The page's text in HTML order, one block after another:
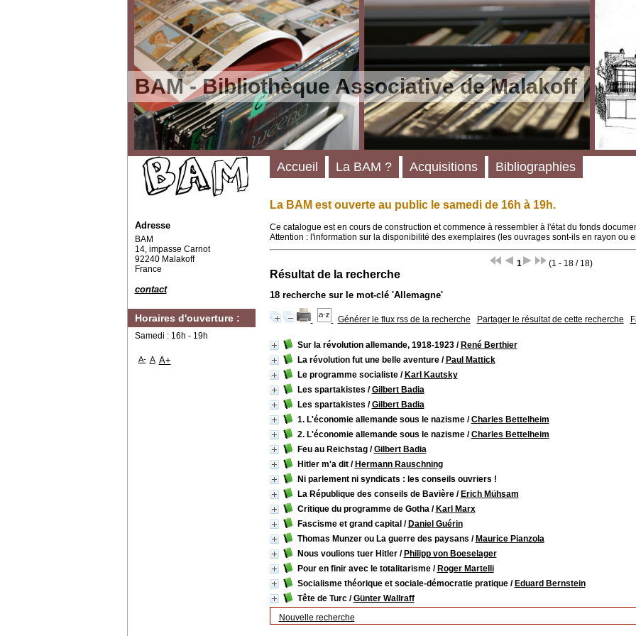
BAM - Bibliothèque Associative de Malakoff
La BAM est ouverte au public le samedi de 16h à 19h.
Ce catalogue est en cours de construction et commence à ressembler à l'état du fonds
Attention : l'information sur la disponibilité des exemplaires (les ouvrages sont-ils en rayon ou
1 (1 - 18 / 18)
Résultat de la recherche
18recherche sur le mot-clé 'Allemagne'
Générer le flux rss de la recherche Partager le résultat de cette recherche
Sur la révolution allemande, 1918-1923/ René Berthier
La révolution fut une belle aventure/ Paul Mattick
Le programme socialiste/ Karl Kautsky
Les spartakistes /Gilbert Badia
Les spartakistes /Gilbert Badia
1. L'économie allemande sous le nazisme/Charles Bettelheim
2. L'économie allemande sous le nazisme/Charles Bettelheim
Feu au Reichstag/Gilbert Badia
Hitler m'a dit/ Hermann Rauschning
Ni parlement ni syndicats : les conseils ouvriers !
La République des conseils de Bavière/ Erich Mühsam
Critique du programme de Gotha/ Karl Marx
Fascisme et grand capital / Daniel Guérin
Thomas Munzer ou La guerre des paysans / Maurice Pianzola
Nous voulions tuer Hitler/ Philipp von Boeselager
Pour en finir avec le totalitarisme/ Roger Martelli
Socialisme théorique et sociale-démocratie pratique/ Eduard Bernstein
Tête de Turc/Günter Wallraff
Nouvelle recherche
Accueil La BAM ? Acquisitions Bibliographies
Adresse
BAM
14, impasse Carnot
92240 Malakoff
France
contact
Horaires d'ouverture :
Samedi : 16h - 19h
A- A A+